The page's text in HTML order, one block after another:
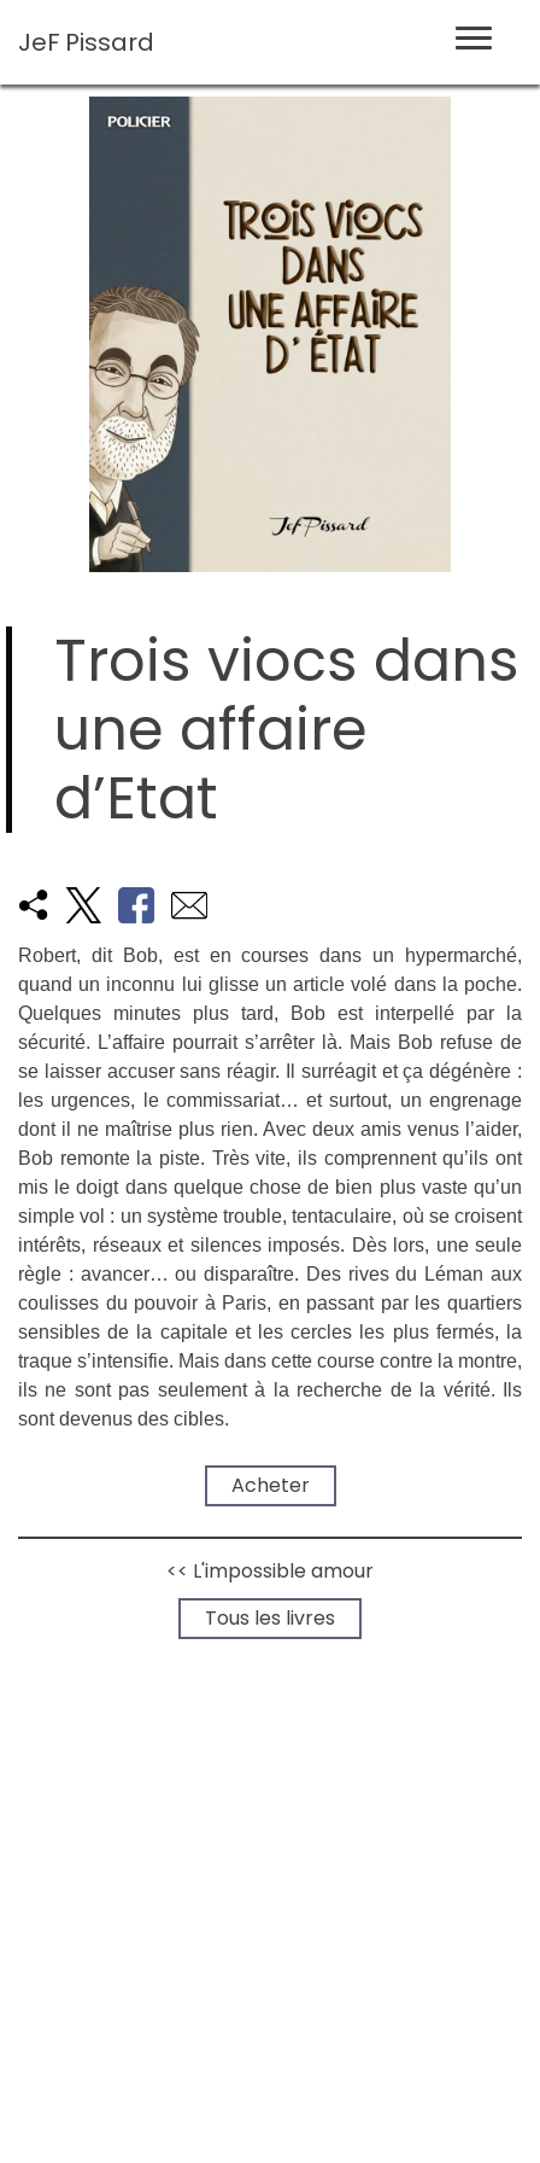
JeF Pissard
Trois viocs dans
une affaire
d’Etat
Robert, dit Bob, est en courses dans un hypermarché,
quand un inconnu lui glisse un article volé dans la poche.
Quelques minutes plus tard, Bob est interpellé par la
sécurité. L’affaire pourrait s’arrêter là. Mais Bob refuse de
se laisser accuser sans réagir. Il surréagit et ça dégénère :
les urgences, le commissariat… et surtout, un engrenage
dont il ne maîtrise plus rien. Avec deux amis venus l’aider,
Bob remonte la piste. Très vite, ils comprennent qu’ils ont
mis le doigt dans quelque chose de bien plus vaste qu’un
simple vol : un système trouble, tentaculaire, où se croisent
intérêts, réseaux et silences imposés. Dès lors, une seule
règle : avancer… ou disparaître. Des rives du Léman aux
coulisses du pouvoir à Paris, en passant par les quartiers
sensibles de la capitale et les cercles les plus fermés, la
traque s’intensifie. Mais dans cette course contre la montre,
ils ne sont pas seulement à la recherche de la vérité. Ils
sont devenus des cibles.
Acheter➔
<< L'impossible amour
Tous les livres